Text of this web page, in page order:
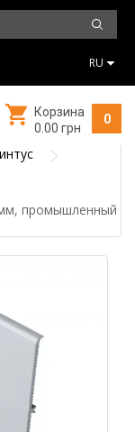
RU
0
Корзина
0.00 грн
промышленный -